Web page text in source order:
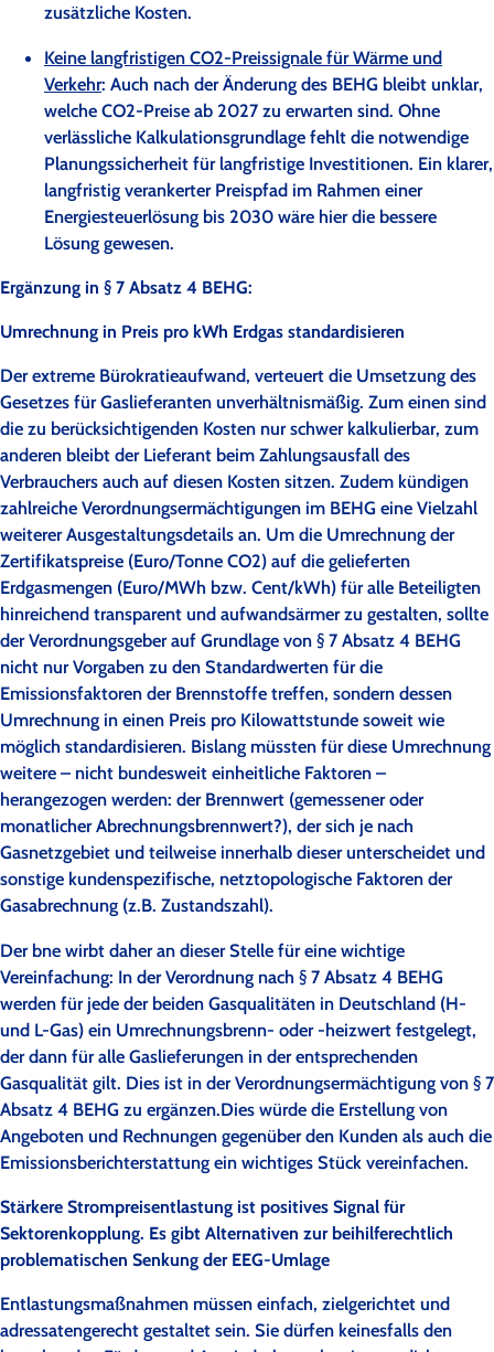
zusätzliche Kosten.
Keine langfristigen CO2-Preissignale für Wärme und
Verkehr: Auch nach der Änderung des BEHG bleibt unklar,
welche CO2-Preise ab 2027 zu erwarten sind. Ohne
verlässliche Kalkulationsgrundlage fehlt die notwendige
Planungssicherheit für langfristige Investitionen. Ein klarer,
langfristig verankerter Preispfad im Rahmen einer
Energiesteuerlösung bis 2030 wäre hier die bessere
Lösung gewesen.
Ergänzung in § 7 Absatz 4 BEHG:
Umrechnung in Preis pro kWh Erdgas standardisieren
Der extreme Bürokratieaufwand, verteuert die Umsetzung des
Gesetzes für Gaslieferanten unverhältnismäßig. Zum einen sind
die zu berücksichtigenden Kosten nur schwer kalkulierbar, zum
anderen bleibt der Lieferant beim Zahlungsausfall des
Verbrauchers auch auf diesen Kosten sitzen. Zudem kündigen
zahlreiche Verordnungsermächtigungen im BEHG eine Vielzahl
weiterer Ausgestaltungsdetails an. Um die Umrechnung der
Zertifikatspreise (Euro/Tonne CO2) auf die gelieferten
Erdgasmengen (Euro/MWh bzw. Cent/kWh) für alle Beteiligten
hinreichend transparent und aufwandsärmer zu gestalten, sollte
der Verordnungsgeber auf Grundlage von § 7 Absatz 4 BEHG
nicht nur Vorgaben zu den Standardwerten für die
Emissionsfaktoren der Brennstoffe treffen, sondern dessen
Umrechnung in einen Preis pro Kilowattstunde soweit wie
möglich standardisieren. Bislang müssten für diese Umrechnung
weitere – nicht bundesweit einheitliche Faktoren –
herangezogen werden: der Brennwert (gemessener oder
monatlicher Abrechnungsbrennwert?), der sich je nach
Gasnetzgebiet und teilweise innerhalb dieser unterscheidet und
sonstige kundenspezifische, netztopologische Faktoren der
Gasabrechnung (z.B. Zustandszahl).
Der bne wirbt daher an dieser Stelle für eine wichtige
Vereinfachung: In der Verordnung nach § 7 Absatz 4 BEHG
werden für jede der beiden Gasqualitäten in Deutschland (H-
und L-Gas) ein Umrechnungsbrenn- oder -heizwert festgelegt,
der dann für alle Gaslieferungen in der entsprechenden
Gasqualität gilt. Dies ist in der Verordnungsermächtigung von § 7
Absatz 4 BEHG zu ergänzen.Dies würde die Erstellung von
Angeboten und Rechnungen gegenüber den Kunden als auch die
Emissionsberichterstattung ein wichtiges Stück vereinfachen.
Stärkere Strompreisentlastung ist positives Signal für
Sektorenkopplung. Es gibt Alternativen zur beihilferechtlich
problematischen Senkung der EEG-Umlage
Entlastungsmaßnahmen müssen einfach, zielgerichtet und
adressatengerecht gestaltet sein. Sie dürfen keinesfalls den